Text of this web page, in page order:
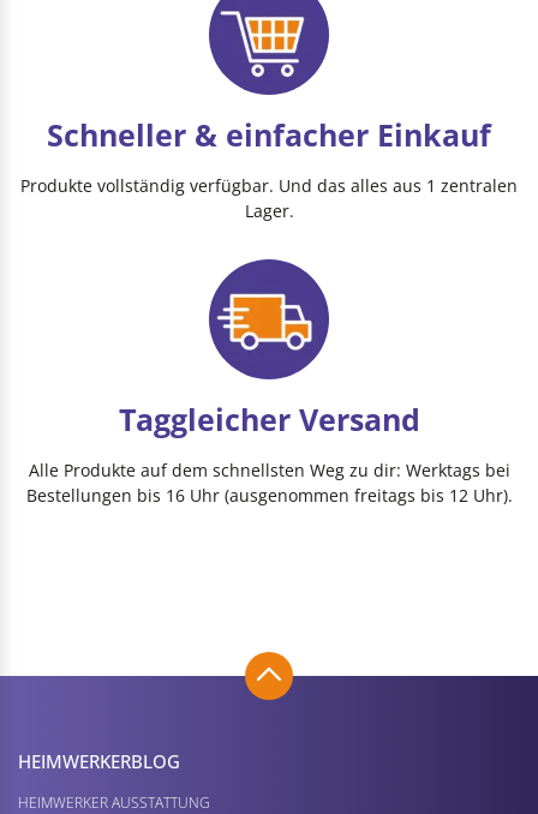
Schneller & einfacher Einkauf
Produkte vollständig verfügbar. Und das alles aus 1 zentralen
Lager.
Taggleicher Versand
Alle Produkte auf dem schnellsten Weg zu dir: Werktags bei
Bestellungen bis 16 Uhr (ausgenommen freitags bis 12 Uhr).
HEIMWERKER­BLOG
HEIMWERKER AUSSTATTUNG